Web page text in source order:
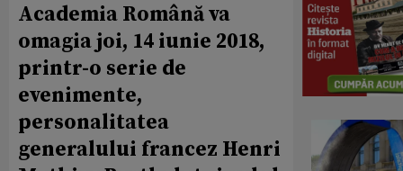
Academia Română va
omagia joi, 14 iunie 2018,
printr-o serie de
evenimente,
personalitatea
generalului francez Henri